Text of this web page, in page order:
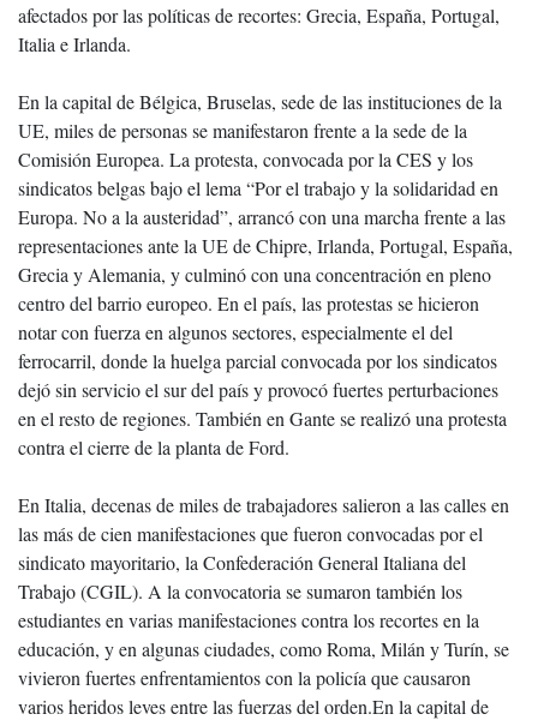
afectados por las políticas de recortes: Grecia, España, Portugal,
Italia e Irlanda.
En la capital de Bélgica, Bruselas, sede de las instituciones de la
UE, miles de personas se manifestaron frente a la sede de la
Comisión Europea. La protesta, convocada por la CES y los
sindicatos belgas bajo el lema “Por el trabajo y la solidaridad en
Europa. No a la austeridad”, arrancó con una marcha frente a las
representaciones ante la UE de Chipre, Irlanda, Portugal, España,
Grecia y Alemania, y culminó con una concentración en pleno
centro del barrio europeo. En el país, las protestas se hicieron
notar con fuerza en algunos sectores, especialmente el del
ferrocarril, donde la huelga parcial convocada por los sindicatos
dejó sin servicio el sur del país y provocó fuertes perturbaciones
en el resto de regiones. También en Gante se realizó una protesta
contra el cierre de la planta de Ford.
En Italia, decenas de miles de trabajadores salieron a las calles en
las más de cien manifestaciones que fueron convocadas por el
sindicato mayoritario, la Confederación General Italiana del
Trabajo (CGIL). A la convocatoria se sumaron también los
estudiantes en varias manifestaciones contra los recortes en la
educación, y en algunas ciudades, como Roma, Milán y Turín, se
vivieron fuertes enfrentamientos con la policía que causaron
varios heridos leves entre las fuerzas del orden.En la capital de